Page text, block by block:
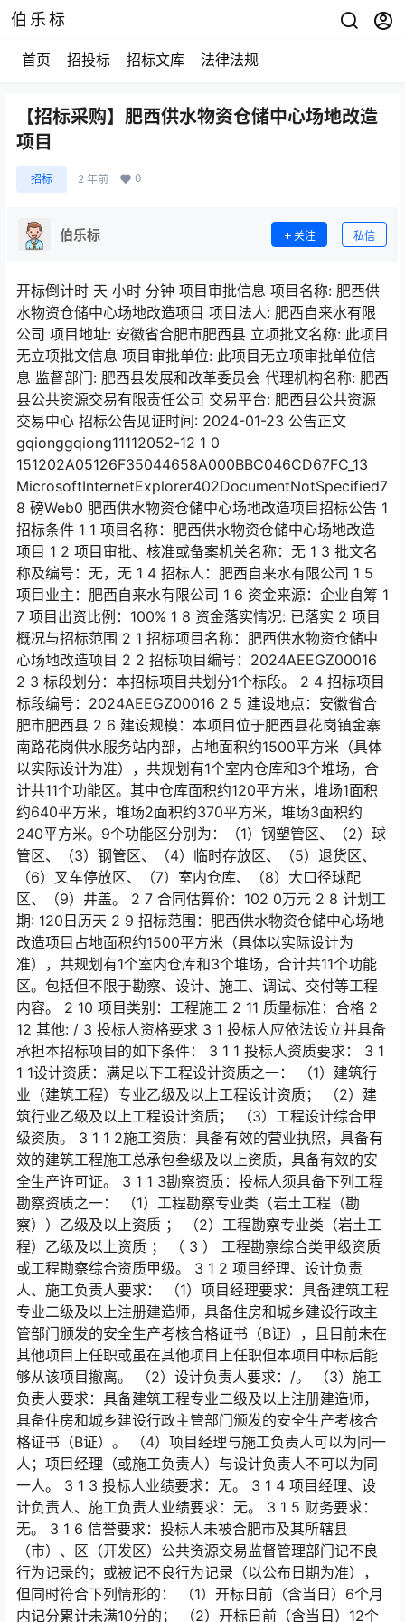
伯乐标
首页 招投标 招标文库 法律法规
【招标采购】肥西供水物资仓储中心场地改造
项目
招标 2 年前 0
伯乐标 关注 私信
开标倒计时 天 小时 分钟 项目审批信息 项目名称: 肥西供
水物资仓储中心场地改造项目 项目法人: 肥西自来水有限
公司 项目地址: 安徽省合肥市肥西县 立项批文名称: 此项目
无立项批文信息 项目审批单位: 此项目无立项审批单位信
息 监督部门: 肥西县发展和改革委员会 代理机构名称: 肥西
县公共资源交易有限责任公司 交易平台: 肥西县公共资源
交易中心 招标公告见证时间: 2024-01-23 公告正文
gqionggqiong11112052-12 1 0
151202A05126F35044658A000BBC046CD67FC_13
MicrosoftInternetExplorer402DocumentNotSpecified7
8 磅Web0 肥西供水物资仓储中心场地改造项目招标公告 1
招标条件 1 1 项目名称：肥西供水物资仓储中心场地改造
项目 1 2 项目审批、核准或备案机关名称：无 1 3 批文名
称及编号：无，无 1 4 招标人：肥西自来水有限公司 1 5
项目业主：肥西自来水有限公司 1 6 资金来源：企业自筹 1
7 项目出资比例：100% 1 8 资金落实情况: 已落实 2 项目
概况与招标范围 2 1 招标项目名称：肥西供水物资仓储中
心场地改造项目 2 2 招标项目编号：2024AEEGZ00016
2 3 标段划分：本招标项目共划分1个标段。 2 4 招标项目
标段编号：2024AEEGZ00016 2 5 建设地点：安徽省合
肥市肥西县 2 6 建设规模：本项目位于肥西县花岗镇金寨
南路花岗供水服务站内部，占地面积约1500平方米（具体
以实际设计为准），共规划有1个室内仓库和3个堆场，合
计共11个功能区。其中仓库面积约120平方米，堆场1面积
约640平方米，堆场2面积约370平方米，堆场3面积约
240平方米。9个功能区分别为：（1）钢塑管区、（2）球
管区、（3）钢管区、（4）临时存放区、（5）退货区、
（6）叉车停放区、（7）室内仓库、（8）大口径球配
区、（9）井盖。 2 7 合同估算价：102 0万元 2 8 计划工
期: 120日历天 2 9 招标范围：肥西供水物资仓储中心场地
改造项目占地面积约1500平方米（具体以实际设计为
准），共规划有1个室内仓库和3个堆场，合计共11个功能
区。包括但不限于勘察、设计、施工、调试、交付等工程
内容。 2 10 项目类别：工程施工 2 11 质量标准：合格 2
12 其他: / 3 投标人资格要求 3 1 投标人应依法设立并具备
承担本招标项目的如下条件： 3 1 1 投标人资质要求： 3 1
1 1设计资质：满足以下工程设计资质之一： （1）建筑行
业（建筑工程）专业乙级及以上工程设计资质； （2）建
筑行业乙级及以上工程设计资质； （3）工程设计综合甲
级资质。 3 1 1 2施工资质：具备有效的营业执照，具备有
效的建筑工程施工总承包叁级及以上资质，具备有效的安
全生产许可证。 3 1 1 3勘察资质：投标人须具备下列工程
勘察资质之一： （1）工程勘察专业类（岩土工程（勘
察））乙级及以上资质 ； （2）工程勘察专业类（岩土工
程）乙级及以上资质 ； （ 3 ） 工程勘察综合类甲级资质
或工程勘察综合资质甲级。 3 1 2 项目经理、设计负责
人、施工负责人要求： （1）项目经理要求：具备建筑工程
专业二级及以上注册建造师，具备住房和城乡建设行政主
管部门颁发的安全生产考核合格证书（B证），且目前未在
其他项目上任职或虽在其他项目上任职但本项目中标后能
够从该项目撤离。 （2）设计负责人要求：/。 （3）施工
负责人要求：具备建筑工程专业二级及以上注册建造师，
具备住房和城乡建设行政主管部门颁发的安全生产考核合
格证书（B证）。 （4）项目经理与施工负责人可以为同一
人；项目经理（或施工负责人）与设计负责人不可以为同
一人。 3 1 3 投标人业绩要求：无。 3 1 4 项目经理、设
计负责人、施工负责人业绩要求：无。 3 1 5 财务要求：
无。 3 1 6 信誉要求：投标人未被合肥市及其所辖县
（市）、区（开发区）公共资源交易监督管理部门记不良
行为记录的；或被记不良行为记录（以公布日期为准），
但同时符合下列情形的： （1）开标日前（含当日）6个月
内记分累计未满10分的； （2）开标日前（含当日）12个